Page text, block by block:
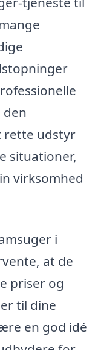
den
rette udstyr
situationer,
virksomhed
i
at de
priser og
til dine
en god idé